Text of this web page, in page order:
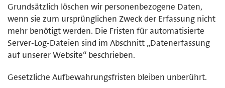
Grundsätzlich löschen wir personenbezogene Daten,
wenn sie zum ursprünglichen Zweck der Erfassung nicht
mehr benötigt werden. Die Fristen für automatisierte
Server-Log-Dateien sind im Abschnitt „Datenerfassung
auf unserer Website“ beschrieben.
Gesetzliche Aufbewahrungsfristen bleiben unberührt.